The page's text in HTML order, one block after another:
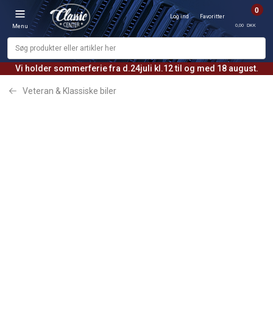
Vi holder sommerferie fra d.24juli kl.12 til og med 18 august.
Menu
Log ind Favoritter
0
0,00 DKK
Veteran & Klassiske biler